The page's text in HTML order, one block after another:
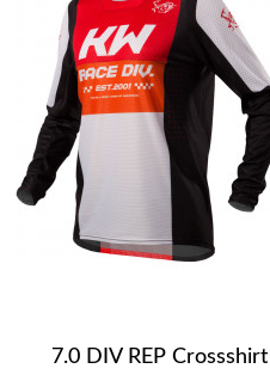
7.0 DIV REP Crossshirt